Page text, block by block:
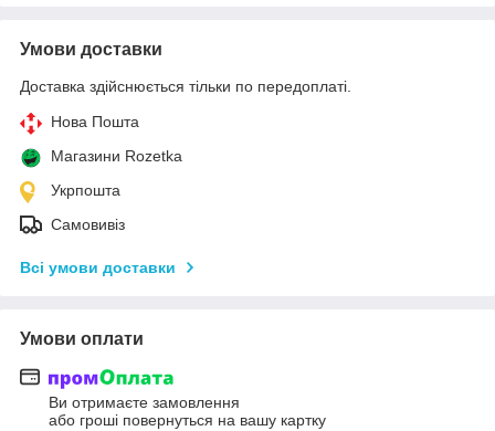
Умови доставки
Доставка здійснюється тільки по передоплаті.
Нова Пошта
Магазини Rozetka
Укрпошта
Самовивіз
Всі умови доставки
Умови оплати
Ви отримаєте замовлення
або гроші повернуться на вашу картку